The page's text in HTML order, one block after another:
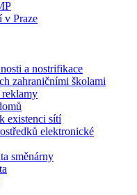
v Praze
a nostrifikace
zahraničními školami
existenci sítí
elektronické
směnárny